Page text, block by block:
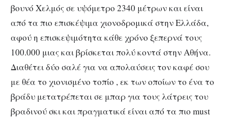
βουνό Χελμός σε υψόμετρο 2340 μέτρων και είναι
από τα πιο επισκέψιμα χιονοδρομικά στην Ελλάδα,
αφού η επισκεψιμότητα κάθε χρόνο ξεπερνά τους
100.000 μιας και βρίσκεται πολύ κοντά στην Αθήνα.
Διαθέτει δύο σαλέ για να απολαύσεις τον καφέ σου
με θέα το χιονισμένο τοπίο , εκ των οποίων το ένα το
βράδυ μετατρέπεται σε μπαρ για τους λάτρεις του
βραδινού σκι και πραγματικά είναι από τα πιο must